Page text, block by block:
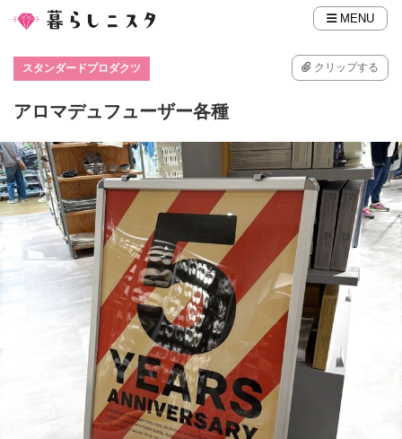
MENU
スタンダードプロダクツ クリップする
アロマデュフューザー各種